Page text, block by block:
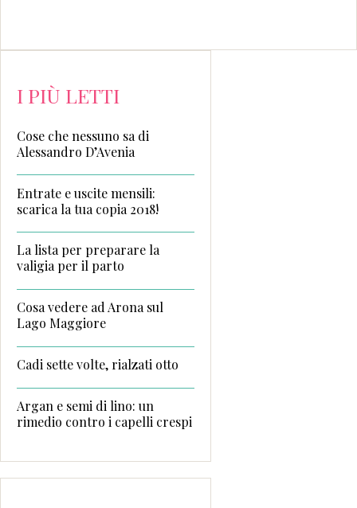
I PIÙ LETTI
Cose che nessuno sa di
Alessandro D’Avenia
Entrate e uscite mensili:
scarica la tua copia 2018!
La lista per preparare la
valigia per il parto
Cosa vedere ad Arona sul
Lago Maggiore
Cadi sette volte, rialzati otto
Argan e semi di lino: un
rimedio contro i capelli crespi